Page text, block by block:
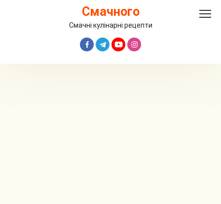
Смачного
Смачні кулінарні рецепти